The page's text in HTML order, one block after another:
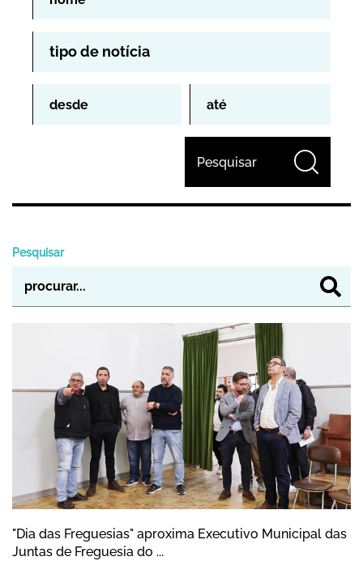
Pesquisar
Pesquisar
"Dia das Freguesias" aproxima
"Dia das Freguesias" aproxima Executivo Municipal das
Juntas de Freguesia do ...